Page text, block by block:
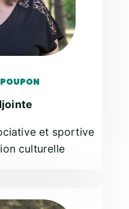
et sportive
culturelle